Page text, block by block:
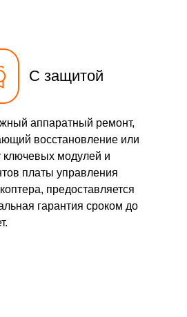
С защитой
аппаратный ремонт,
восстановление или
ключевых модулей и
платы управления
предоставляется
гарантия сроком до